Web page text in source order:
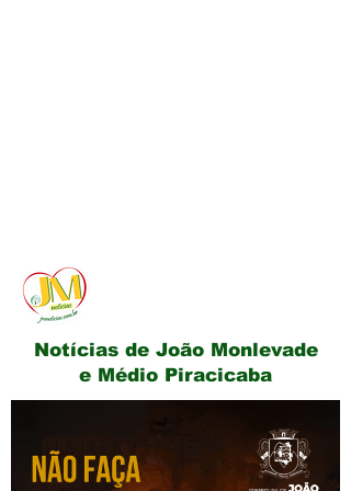
Notícias de João Monlevade
e Médio Piracicaba